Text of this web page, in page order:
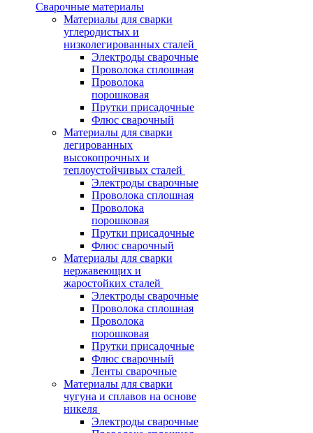
Сварочные материалы
Материалы для сварки
углеродистых и
низколегированных сталей
Электроды сварочные
Проволока сплошная
Проволока
порошковая
Прутки присадочные
Флюс сварочный
Материалы для сварки
легированных
высокопрочных и
теплоустойчивых сталей
Электроды сварочные
Проволока сплошная
Проволока
порошковая
Прутки присадочные
Флюс сварочный
Материалы для сварки
нержавеющих и
жаростойких сталей
Электроды сварочные
Проволока сплошная
Проволока
порошковая
Прутки присадочные
Флюс сварочный
Ленты сварочные
Материалы для сварки
чугуна и сплавов на основе
никеля
Электроды сварочные